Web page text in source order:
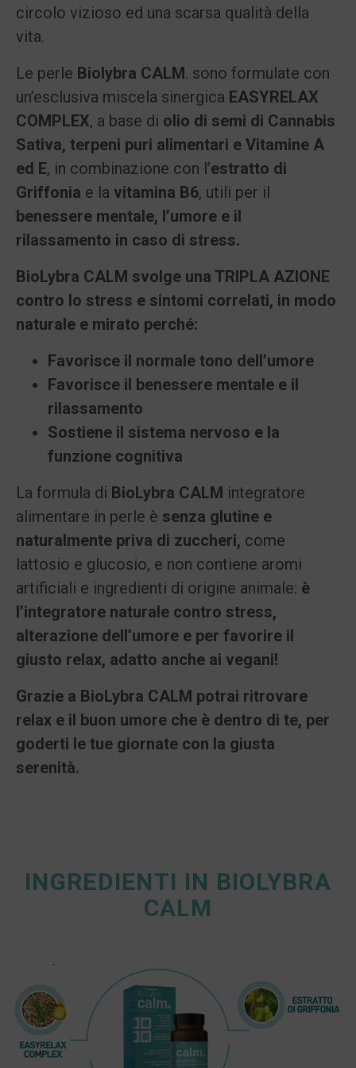
circolo vizioso ed una scarsa qualità della
vita.
Le perle Biolybra CALM. sono formulate con
un’esclusiva miscela sinergica EASYRELAX
COMPLEX, a base di olio di semi di Cannabis
Sativa, terpeni puri alimentari e Vitamine A
ed E, in combinazione con l’estratto di
Griffonia e la vitamina B6, utili per il
benessere mentale, l’umore e il
rilassamento in caso di stress.
BioLybra CALM svolge una TRIPLA AZIONE
contro lo stress e sintomi correlati, in modo
naturale e mirato perché:
Favorisce il normale tono dell’umore
Favorisce il benessere mentale e il
rilassamento
Sostiene il sistema nervoso e la
funzione cognitiva
La formula di BioLybra CALM integratore
alimentare in perle è senza glutine e
naturalmente priva di zuccheri, come
lattosio e glucosio, e non contiene aromi
artificiali e ingredienti di origine animale: è
l’integratore naturale contro stress,
alterazione dell’umore e per favorire il
giusto relax, adatto anche ai vegani!
Grazie a BioLybra CALM potrai ritrovare
relax e il buon umore che è dentro di te, per
goderti le tue giornate con la giusta
serenità.
INGREDIENTI IN BIOLYBRA
CALM